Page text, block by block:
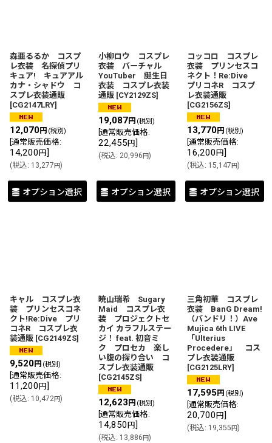
森亜るるか コスプ
レ衣装 名探偵プリ
キュア! キュアアル
カナ・シャドウ コ
スプレ衣装通販
[CG2147LRY]
12,070円 (税別)
通常販売価格:
14,200 円]
(税込: 13,277 円)
オプション選択
小柳ロウ コスプレ
衣装 バーチャル
YouTuber 誕生日
衣装 コスプレ衣装
通販 [CY2129ZS]
19,087円 (税別)
通常販売価格:
22,455 円]
(税込: 20,996 円)
オプション選択
コッコロ コスプレ
衣装 プリンセスコ
ネクト！Re:Dive
プリコネR コスプ
レ衣装通販
[CG2156ZS]
13,770円 (税別)
通常販売価格:
16,200 円]
(税込: 15,147 円)
オプション選択
キャル コスプレ衣
装 プリンセスコネ
クト!Re:Dive プリ
コネR コスプレ衣
装通販 [CG2149ZS]
9,520円 (税別)
通常販売価格:
11,200 円]
(税込: 10,472円)
暁山瑞希 Sugary
Maid コスプレ衣
装 プロジェクトセ
カイ カラフルステー
ジ！ feat. 初音ミ
ク プロセカ 楽し
い腹の探り合い コ
スプレ衣装通販
[CG2145ZS]
12,623 円 (税別)
通常販売価格:
14,850 円]
(税込: 13,886 円)
三角初華 コスプレ
衣装 BanG Dream!
（バンドリ！）Ave
Mujica 6th LIVE
「Ulterius
Procedere」 コス
プレ衣装通販
[CG2125LRY]
17,595 円 (税別)
通常販売価格:
20,700 円]
(税込: 19,355 円)